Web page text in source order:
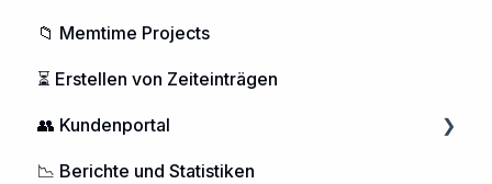
📁 Memtime Projects
⏳ Erstellen von Zeiteinträgen
👥 Kundenportal
Nutzerverwaltung
📉 Berichte und Statistiken